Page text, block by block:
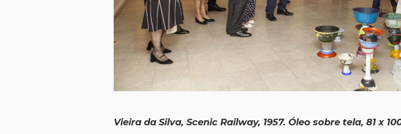
Vieira da Silva, Scenic Railway, 1957. Óleo sobre tela, 81 x